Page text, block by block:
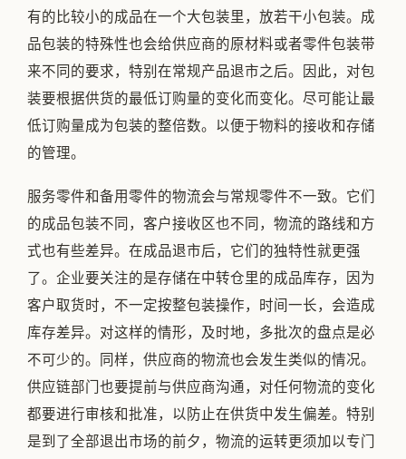
有的比较小的成品在一个大包装里，放若干小包装。成
品包装的特殊性也会给供应商的原材料或者零件包装带
来不同的要求，特别在常规产品退市之后。因此，对包
装要根据供货的最低订购量的变化而变化。尽可能让最
低订购量成为包装的整倍数。以便于物料的接收和存储
的管理。
服务零件和备用零件的物流会与常规零件不一致。它们
的成品包装不同，客户接收区也不同，物流的路线和方
式也有些差异。在成品退市后，它们的独特性就更强
了。企业要关注的是存储在中转仓里的成品库存，因为
客户取货时，不一定按整包装操作，时间一长，会造成
库存差异。对这样的情形，及时地，多批次的盘点是必
不可少的。同样，供应商的物流也会发生类似的情况。
供应链部门也要提前与供应商沟通，对任何物流的变化
都要进行审核和批准，以防止在供货中发生偏差。特别
是到了全部退出市场的前夕，物流的运转更须加以专门